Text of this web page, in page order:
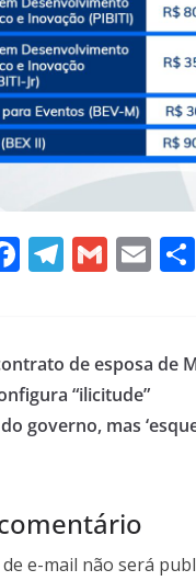
F
b
o
o
T
gr
a
m
G
l
E
l
de esposa de
“ilicitude”
governo, mas
e-mail não será